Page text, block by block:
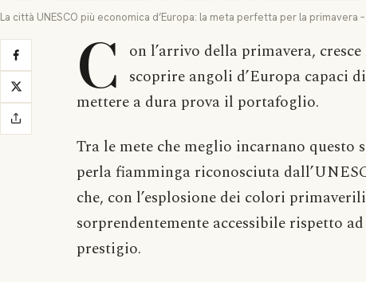
La città UNESCO più economica d’Europa: la meta perfetta per la primavera
C on l’arrivo della primavera,
scoprire angoli d’Europa capaci
mettere a dura prova il portafoglio.
Tra le mete che meglio incarnano
perla fiamminga riconosciuta
che, con l’esplosione dei colori
sorprendentemente accessibile rispetto
prestigio.